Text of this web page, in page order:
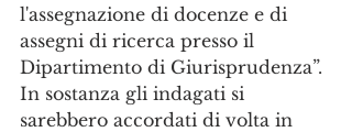
l'assegnazione di docenze e di
assegni di ricerca presso il
Dipartimento di Giurisprudenza”.
In sostanza gli indagati si
sarebbero accordati di volta in